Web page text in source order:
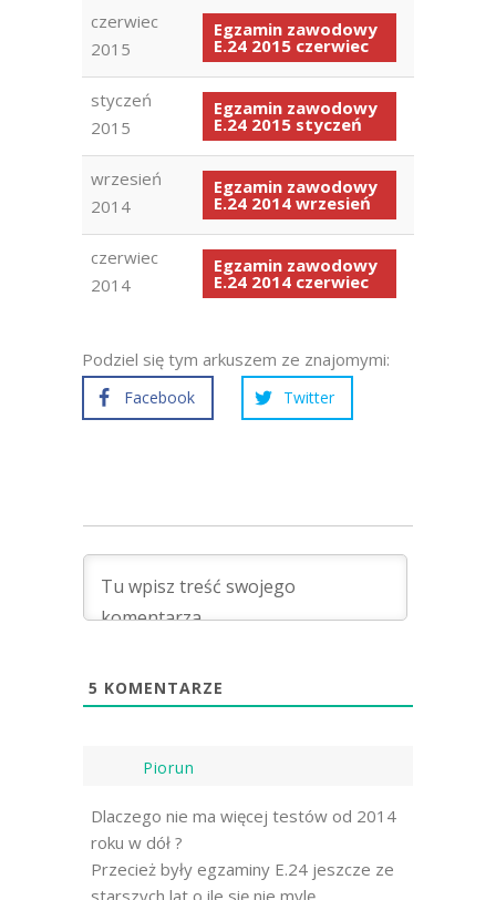
czerwiec
2015
Egzamin zawodowy
E.24 2015 czerwiec
styczeń
2015
Egzamin zawodowy
E.24 2015 styczeń
wrzesień
2014
Egzamin zawodowy
E.24 2014 wrzesień
czerwiec
2014
Egzamin zawodowy
E.24 2014 czerwiec
Podziel się tym arkuszem ze znajomymi:
Facebook Twitter
5 KOMENTARZE
Piorun
Dlaczego nie ma więcej testów od 2014
roku w dół ?
Przecież były egzaminy E.24 jeszcze ze
starszych lat o ile się nie mylę